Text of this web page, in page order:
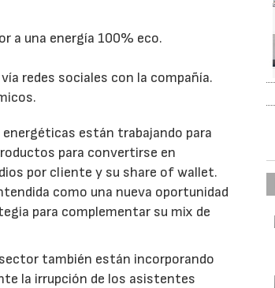
a una energía 100% eco.
redes sociales con la compañía.
están trabajando para
para convertirse en
por cliente y su share of wallet.
como una nueva oportunidad
para complementar su mix de
también están incorporando
la irrupción de los asistentes